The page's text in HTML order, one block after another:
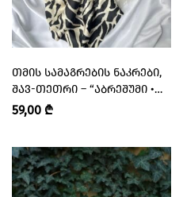
ᲗᲛᲘᲡ ᲡᲐᲛᲐᲒᲠᲔᲑᲘᲡ ᲜᲐᲙᲠᲔᲑᲘ,
ᲨᲐᲕ-ᲗᲔᲗᲠᲘ – “ᲐᲑᲠᲔᲨᲣᲛᲘ •
ABRESHUMI”
59,00 ₾